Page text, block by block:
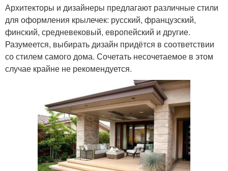
Архитекторы и дизайнеры предлагают различные стили
для оформления крылечек: русский, французский,
финский, средневековый, европейский и другие.
Разумеется, выбирать дизайн придётся в соответствии
со стилем самого дома. Сочетать несочетаемое в этом
случае крайне не рекомендуется.